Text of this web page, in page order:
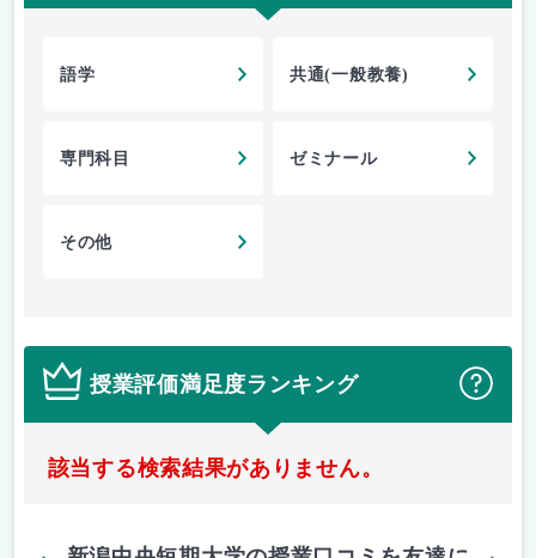
語学 共通(一般教養)
専門科目 ゼミナール
その他
授業評価満足度ランキング ？
該当する検索結果がありません。